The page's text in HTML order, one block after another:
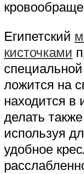
Египетский
кисточками
ложится на
находится в
делать
используя
удобное